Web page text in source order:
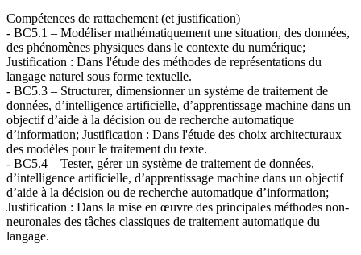
Compétences de rattachement (et justification)
- BC5.1 – Modéliser mathématiquement une situation, des données,
des phénomènes physiques dans le contexte du numérique;
Justification : Dans l'étude des méthodes de représentations du
langage naturel sous forme textuelle.
- BC5.3 – Structurer, dimensionner un système de traitement de
données, d’intelligence artificielle, d’apprentissage machine dans un
objectif d’aide à la décision ou de recherche automatique
d’information; Justification : Dans l'étude des choix architecturaux
des modèles pour le traitement du texte.
- BC5.4 – Tester, gérer un système de traitement de données,
d’intelligence artificielle, d’apprentissage machine dans un objectif
d’aide à la décision ou de recherche automatique d’information;
Justification : Dans la mise en œuvre des principales méthodes non-
neuronales des tâches classiques de traitement automatique du
langage.